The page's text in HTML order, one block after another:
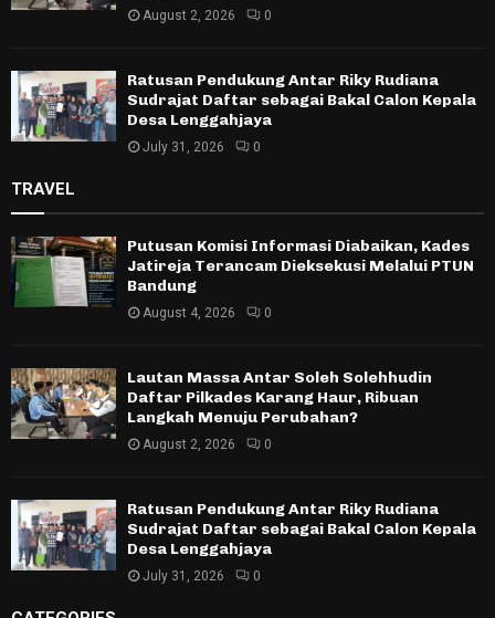
August 2, 2026 0
Ratusan Pendukung Antar Riky Rudiana
Sudrajat Daftar sebagai Bakal Calon Kepala
Desa Lenggahjaya
July 31, 2026 0
TRAVEL
Putusan Komisi Informasi Diabaikan, Kades
Jatireja Terancam Dieksekusi Melalui PTUN
Bandung
August 4, 2026 0
Lautan Massa Antar Soleh Solehhudin
Daftar Pilkades Karang Haur, Ribuan
Langkah Menuju Perubahan?
August 2, 2026 0
Ratusan Pendukung Antar Riky Rudiana
Sudrajat Daftar sebagai Bakal Calon Kepala
Desa Lenggahjaya
July 31, 2026 0